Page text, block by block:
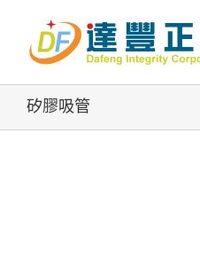
content
矽膠吸管